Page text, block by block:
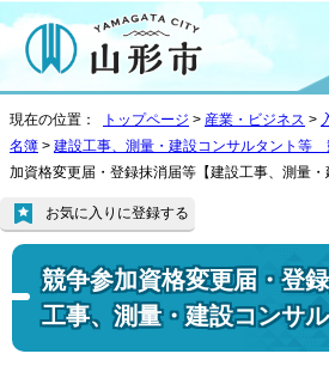
現在の位置： トップページ > 産業・ビジネス >
名簿 > 建設工事、測量・建設コンサルタント等
加資格変更届・登録抹消届等【建設工事、測量・
競争参加資格変更届・登
工事、測量・建設コンサ
お気に入りに登録する